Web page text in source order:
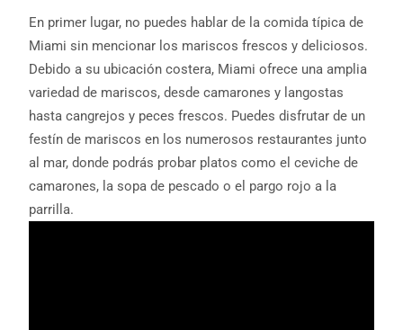
En primer lugar, no puedes hablar de la comida típica de
Miami sin mencionar los mariscos frescos y deliciosos.
Debido a su ubicación costera, Miami ofrece una amplia
variedad de mariscos, desde camarones y langostas
hasta cangrejos y peces frescos. Puedes disfrutar de un
festín de mariscos en los numerosos restaurantes junto
al mar, donde podrás probar platos como el ceviche de
camarones, la sopa de pescado o el pargo rojo a la
parrilla.